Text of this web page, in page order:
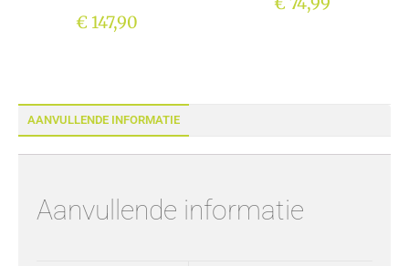
AANVULLENDE INFORMATIE
Aanvullende informatie
€147,90